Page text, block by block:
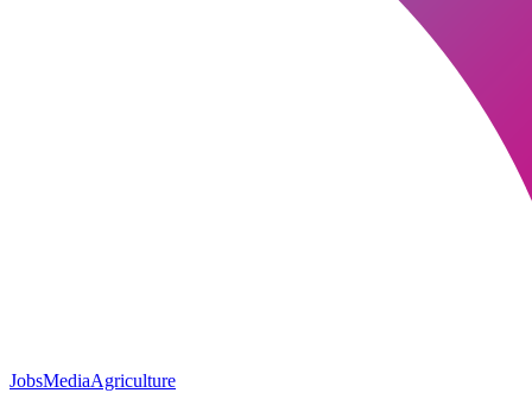
JobsMediaAgriculture